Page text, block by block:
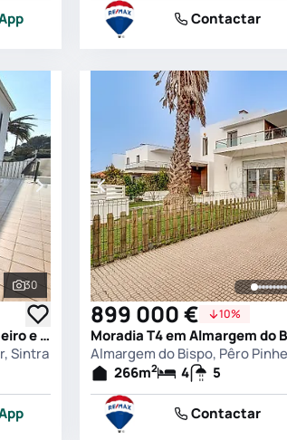
Contactar
Ver todas as fotografias
30
Moradia T4 em Almargem do Bispo, Pêro Pinheiro e Montelavar, Sintra
Sintra
899 000 € 10%
Almargem do Bispo, Pêro
266m2 4 5
Contactar